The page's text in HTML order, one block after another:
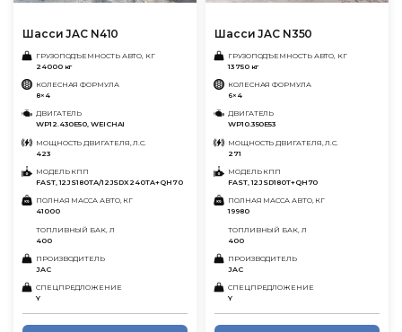
Шасси JAC N410
ГРУЗОПОДЪЕМНОСТЬ АВТО, КГ
24000 кг
КОЛЕСНАЯ ФОРМУЛА
8×4
ДВИГАТЕЛЬ
WP12.430E50, WEICHAI
МОЩНОСТЬ ДВИГАТЕЛЯ, Л.С.
423
МОДЕЛЬ КПП
FAST, 12JS180TА/12JSDX240TA+QH70
ПОЛНАЯ МАССА АВТО, КГ
41000
ТОПЛИВНЫЙ БАК, Л
400
ПРОИЗВОДИТЕЛЬ
JAC
СПЕЦПРЕДЛОЖЕНИЕ
Y
Шасси JAC N350
ГРУЗОПОДЪЕМНОСТЬ АВТО, КГ
13750 кг
КОЛЕСНАЯ ФОРМУЛА
6×4
ДВИГАТЕЛЬ
WP10.350E53
МОЩНОСТЬ ДВИГАТЕЛЯ, Л.С.
271
МОДЕЛЬ КПП
FAST, 12JSD180T+QH70
ПОЛНАЯ МАССА АВТО, КГ
19980
ТОПЛИВНЫЙ БАК, Л
400
ПРОИЗВОДИТЕЛЬ
JAC
СПЕЦПРЕДЛОЖЕНИЕ
Y